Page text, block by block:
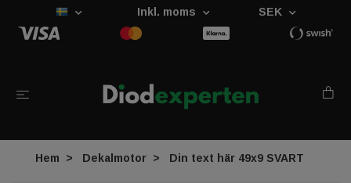
Inkl. moms SEK
Hem Dekalmotor Din text här 49x9 SVART